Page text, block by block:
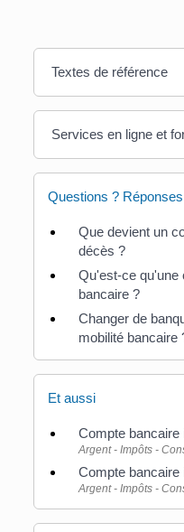
Textes de référence
Services en ligne et
Questions ?
Que devient un
décès ?
Qu'est-ce qu'une
bancaire ?
Changer de
mobilité bancaire
Et aussi
Compte bancaire
Argent - Impôts -
Compte bancaire
Argent - Impôts -